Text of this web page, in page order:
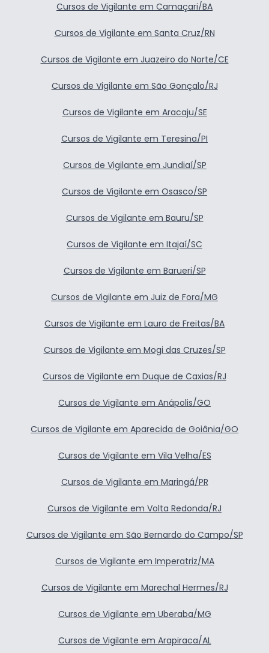
Cursos de Vigilante em Camaçari/BA
Cursos de Vigilante em Santa Cruz/RN
Cursos de Vigilante em Juazeiro do Norte/CE
Cursos de Vigilante em São Gonçalo/RJ
Cursos de Vigilante em Aracaju/SE
Cursos de Vigilante em Teresina/PI
Cursos de Vigilante em Jundiaí/SP
Cursos de Vigilante em Osasco/SP
Cursos de Vigilante em Bauru/SP
Cursos de Vigilante em Itajaí/SC
Cursos de Vigilante em Barueri/SP
Cursos de Vigilante em Juiz de Fora/MG
Cursos de Vigilante em Lauro de Freitas/BA
Cursos de Vigilante em Mogi das Cruzes/SP
Cursos de Vigilante em Duque de Caxias/RJ
Cursos de Vigilante em Anápolis/GO
Cursos de Vigilante em Aparecida de Goiânia/GO
Cursos de Vigilante em Vila Velha/ES
Cursos de Vigilante em Maringá/PR
Cursos de Vigilante em Volta Redonda/RJ
Cursos de Vigilante em São Bernardo do Campo/SP
Cursos de Vigilante em Imperatriz/MA
Cursos de Vigilante em Marechal Hermes/RJ
Cursos de Vigilante em Uberaba/MG
Cursos de Vigilante em Arapiraca/AL